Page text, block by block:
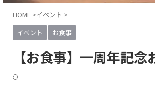
HOME >イベント >
イベント
お食事
【お食事】一周年記念